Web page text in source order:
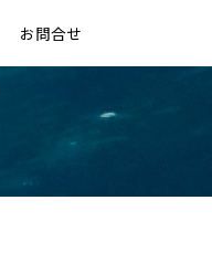
お問合せ